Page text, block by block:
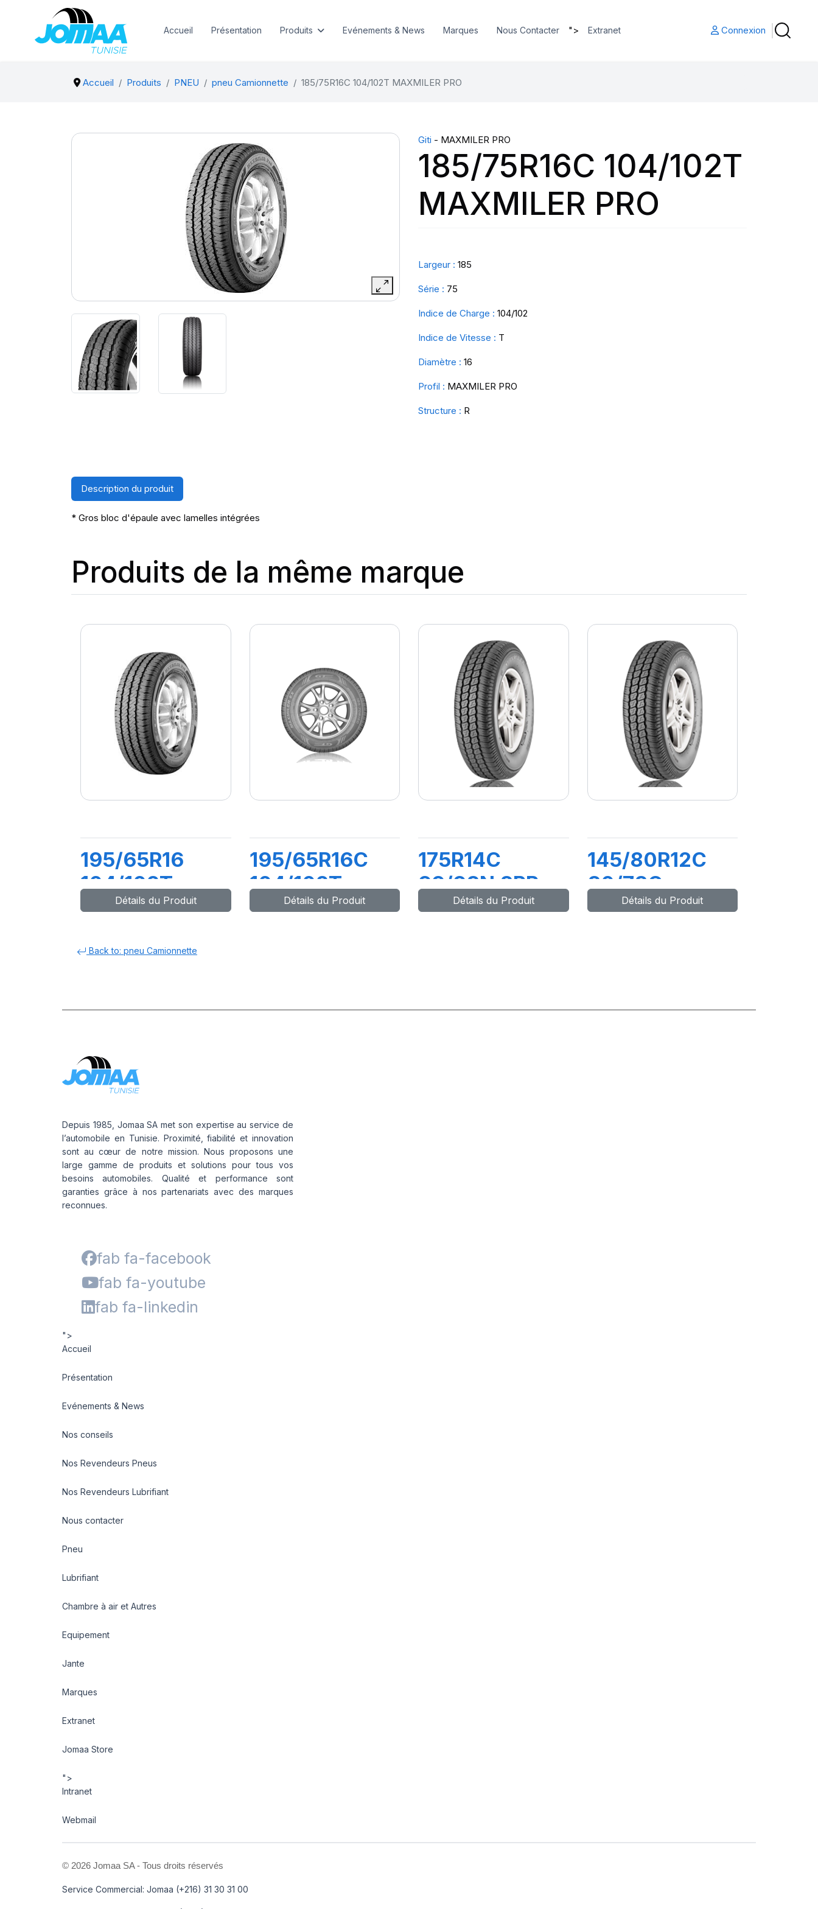
Accueil Présentation Produits Evénements & News Marques Nous Contacter "> Extranet Connexion
Accueil Produits PNEU pneu Camionnette 185/75R16C 104/102T MAXMILER PRO
Giti - MAXMILER PRO
185/75R16C 104/102T
MAXMILER PRO
Largeur : 185
Série : 75
Indice de Charge : 104/102
Indice de Vitesse : T
Diamètre : 16
Profil : MAXMILER PRO
Structure : R
Description du produit
* Gros bloc d'épaule avec lamelles intégrées
Produits de la même marque
195/65R16
104/102T
MAXMILER
Détails du Produit
195/65R16C
104/102T
MAXMILER EX
Détails du Produit
175R14C
99/98N 8PR
MAXMILLER-X
Détails du Produit
145/80R12C
80/78Q
MAXMILER-X
Détails du Produit
Back to: pneu Camionnette
Depuis 1985, Jomaa SA met son expertise au service de
l’automobile en Tunisie. Proximité, fiabilité et innovation
sont au cœur de notre mission. Nous proposons une
large gamme de produits et solutions pour tous vos
besoins automobiles. Qualité et performance sont
garanties grâce à nos partenariats avec des marques
reconnues.
fab fa-facebook
fab fa-youtube
fab fa-linkedin
">
Accueil
Présentation
Evénements & News
Nos conseils
Nos Revendeurs Pneus
Nos Revendeurs Lubrifiant
Nous contacter
Pneu
Lubrifiant
Chambre à air et Autres
Equipement
Jante
Marques
Extranet
Jomaa Store
">
Intranet
Webmail
© 2026 Jomaa SA - Tous droits réservés
Service Commercial: Jomaa (+216) 31 30 31 00